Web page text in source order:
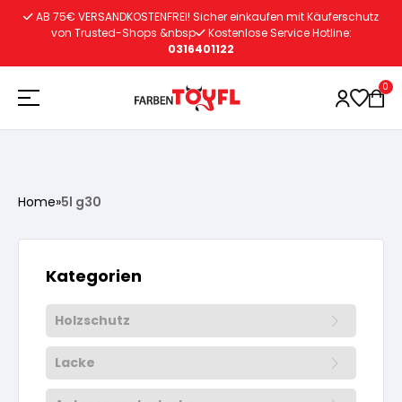
Vorbereitung
Wasserlösliche Grundierung
Lösemittelhältige Grundierung
Lacke
Wasserlösliche Grundierung
Vorbereitung
Innenfarben
AB 75€ VERSANDKOSTENFREI! Sicher einkaufen mit Käuferschutz
von Trusted-Shops &nbsp
Kostenlose Service Hotline:
0316401122
0
Home»5l g30
Kategorien
Holzschutz
Vorbereitung
Wasserlösliche Grundierung
Lacke